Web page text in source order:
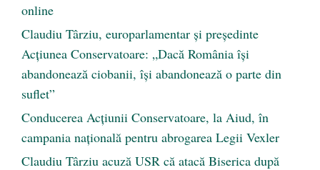
online
Claudiu Târziu, europarlamentar și președinte
Acțiunea Conservatoare: „Dacă România își
abandonează ciobanii, își abandonează o parte din
suflet”
Conducerea Acțiunii Conservatoare, la Aiud, în
campania națională pentru abrogarea Legii Vexler
Claudiu Târziu acuză USR că atacă Biserica după